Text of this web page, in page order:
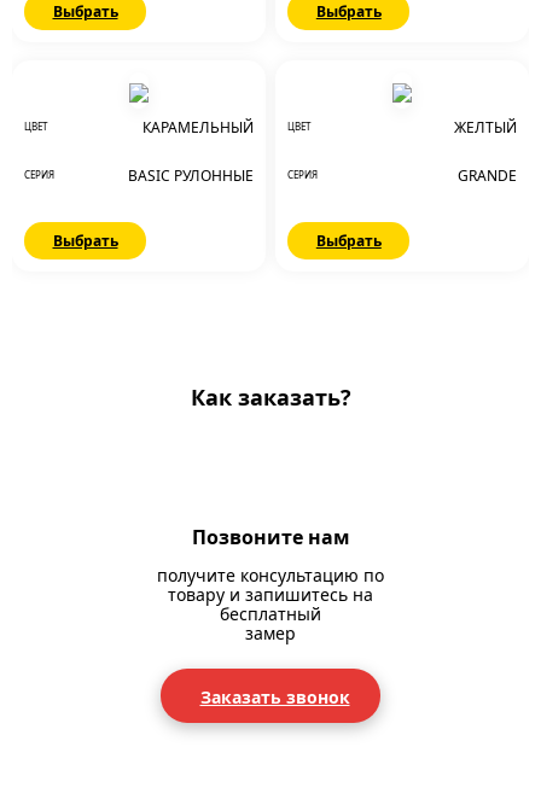
Выбрать Выбрать
ЦВЕТ КАРАМЕЛЬНЫЙ
СЕРИЯ BASIC РУЛОННЫЕ
Выбрать
ЦВЕТ ЖЕЛТЫЙ
СЕРИЯ GRANDE
Выбрать
Как заказать?
Позвоните нам
получите консультацию по
товару и запишитесь на
бесплатный
замер
Заказать звонок